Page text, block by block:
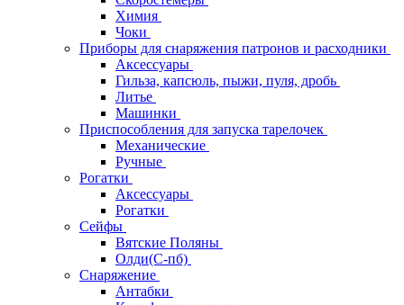
Химия
Чоки
Приборы для снаряжения патронов и расходники
Аксессуары
Гильза, капсюль, пыжи, пуля, дробь
Литье
Машинки
Приспособления для запуска тарелочек
Механические
Ручные
Рогатки
Аксессуары
Рогатки
Сейфы
Вятские Поляны
Олди(С-пб)
Снаряжение
Антабки